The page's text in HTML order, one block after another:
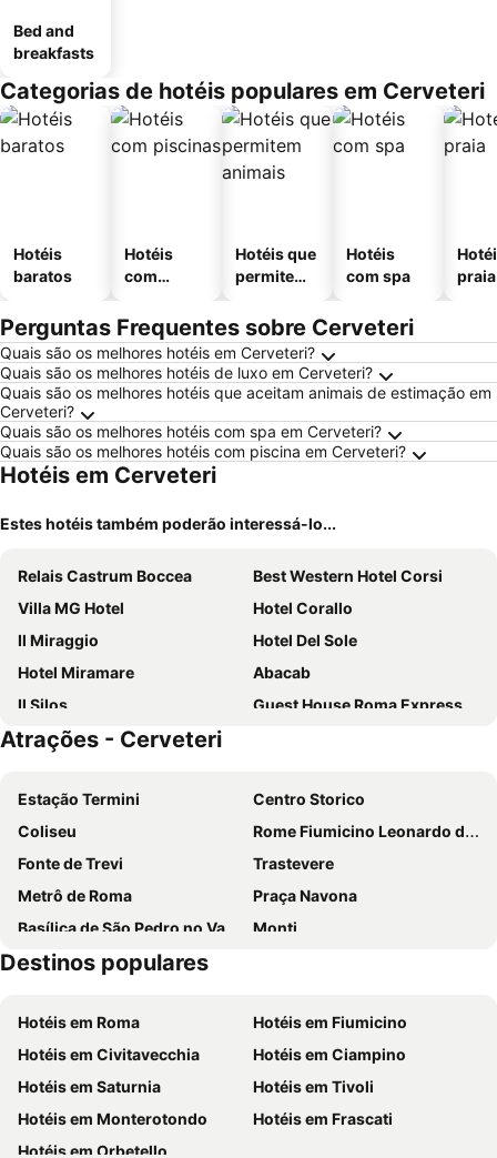
Bed and
breakfasts
Categorias de hotéis populares em Cerveteri
Hotéis
baratos
Hotéis
com
Hotéis que
permitem
Hotéis
com spa
praia
Perguntas Frequentes sobre Cerveteri
Quais são os melhores hotéis em Cerveteri?
Quais são os melhores hotéis de luxo em Cerveteri?
Quais são os melhores hotéis que aceitam animais de estimação em
Cerveteri?
Quais são os melhores hotéis com spa em Cerveteri?
Quais são os melhores hotéis com piscina em Cerveteri?
Hotéis em Cerveteri
Estes hotéis também poderão interessá-lo...
Relais Castrum Boccea
Best Western Hotel Corsi
Villa MG Hotel
Hotel Corallo
Il Miraggio
Hotel Del Sole
Hotel Miramare
Abacab
Il Silos
Guest House Roma Express
Hotel Villa Margherita
Complesso L'Oasi
Vigna Caio Relais & Spa
Hotel Portofina
Casali Santa Brigida
Hotel Massimino
Marinella Beach
Atrações - Cerveteri
Estação Termini
Centro Storico
Coliseu
Rome Fiumicino Leonardo da Vinci International Airport
Fonte de Trevi
Trastevere
Metrô de Roma
Praça Navona
Basílica de São Pedro no Vaticano
Monti
Termini Metro Station
Basílica de Santa Maria Maggiore
Barberini - Fontana di Trevi Metro Station
International Airport Roma Ciampino
Praça de São Pedro
Trevi
Ostia
Borgo di Ceri
Torre Flavia
Castello di Santa Severa
Destinos populares
Hotéis em Roma
Hotéis em Fiumicino
Hotéis em Civitavecchia
Hotéis em Ciampino
Hotéis em Saturnia
Hotéis em Tivoli
Hotéis em Monterotondo
Hotéis em Frascati
Hotéis em Orbetello